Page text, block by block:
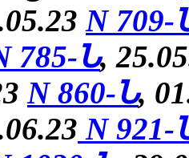
N 709-
785-Ն,
N 860-Ն,
N 921-